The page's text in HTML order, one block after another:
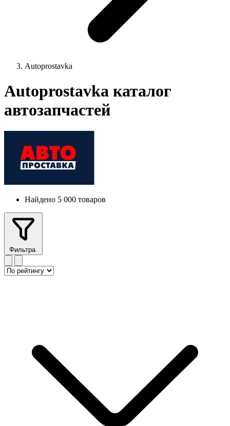
Autoprostavka
Autoprostavka каталог
автозапчастей
Найдено 5 000 товаров
Фильтра